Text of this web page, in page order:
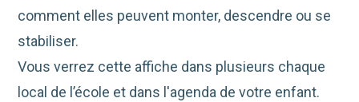
comment elles peuvent monter, descendre ou se
stabiliser.
Vous verrez cette affiche dans plusieurs chaque
local de l’école et dans l'agenda de votre enfant.